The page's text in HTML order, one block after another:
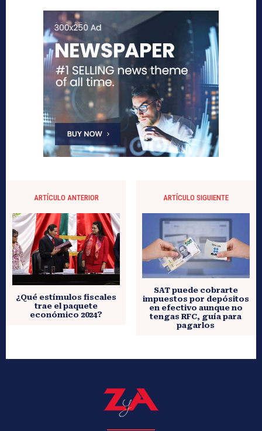
ARTÍCULO ANTERIOR
¿Qué estímulos fiscales
trae el paquete
económico 2024?
ARTÍCULO SIGUIENTE
SAT puede cobrarte
impuestos por depósitos
en efectivo aunque no
tengas RFC, guía para
pagarlos